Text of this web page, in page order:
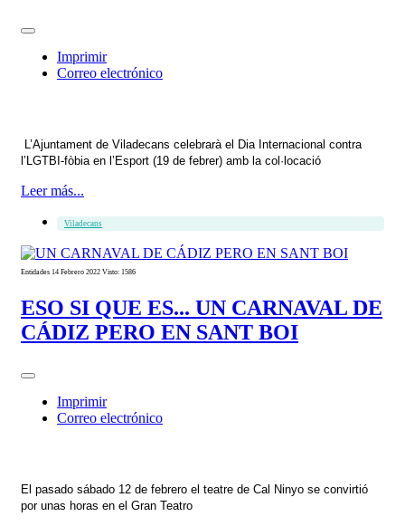
Imprimir
Correo electrónico
L’Ajuntament de Viladecans celebrarà el Dia Internacional contra
l’LGTBI-fòbia en l’Esport (19 de febrer) amb la col·locació
Leer más...
Viladecans
Entidades 14 Febrero 2022 Visto: 1586
ESO SI QUE ES... UN CARNAVAL DE
CÁDIZ PERO EN SANT BOI
Imprimir
Correo electrónico
El pasado sábado 12 de febrero el teatre de Cal Ninyo se convirtió
por unas horas en el Gran Teatro